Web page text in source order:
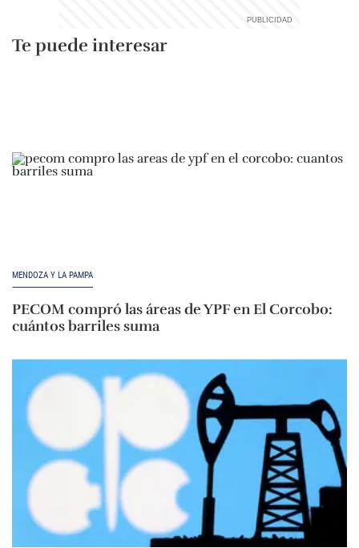
Te puede interesar
MENDOZA Y LA PAMPA
PECOM compró las áreas de YPF en El Corcobo:
cuántos barriles suma